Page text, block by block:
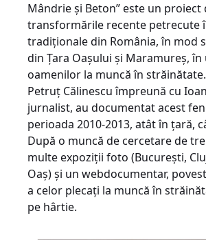
Mândrie şi Beton” este un proiect
transformările recente petrecute
tradiţionale din România, în mod
din Ţara Oaşului şi Maramureş,
oamenilor la muncă în
Petruţ Călinescu împreună cu
jurnalist, au documentat acest
perioada 2010-2013, atât în ţară,
După o muncă de cercetare de
multe expoziţii foto (Bucureşti,
Oaş) şi un webdocumentar,
a celor plecaţi la muncă în
pe hârtie.